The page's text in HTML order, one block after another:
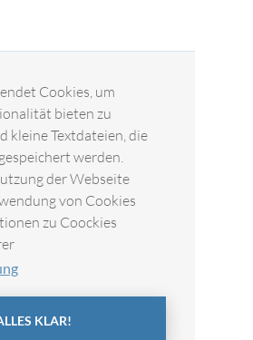
Cookies, um
bieten zu
kleine Textdateien, die
werden.
der Webseite
von Cookies
zu Coockies
KLAR!